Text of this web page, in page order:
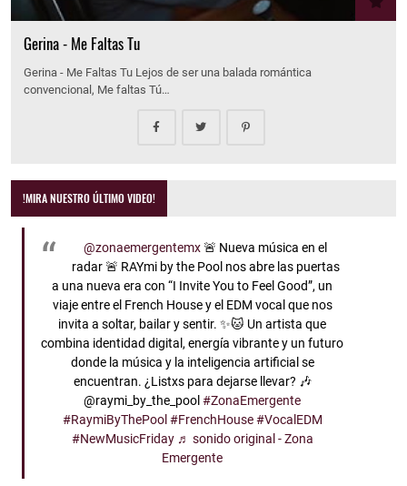
Gerina - Me Faltas Tu
Gerina - Me Faltas Tu Lejos de ser una balada romántica
convencional, Me faltas Tú…
!MIRA NUESTRO ÚLTIMO VIDEO!
@zonaemergentemx🚨 Nueva música en el
radar 🚨 RAYmi by the Pool nos abre las puertas
a una nueva era con “I Invite You to Feel Good”, un
viaje entre el French House y el EDM vocal que nos
invita a soltar, bailar y sentir. ✨🐱 Un artista que
combina identidad digital, energía vibrante y un futuro
donde la música y la inteligencia artificial se
encuentran. ¿Listxs para dejarse llevar? 🎶
@raymi_by_the_pool#ZonaEmergente
#RaymiByThePool #FrenchHouse #VocalEDM
#NewMusicFriday ♬ sonido original - Zona
Emergente